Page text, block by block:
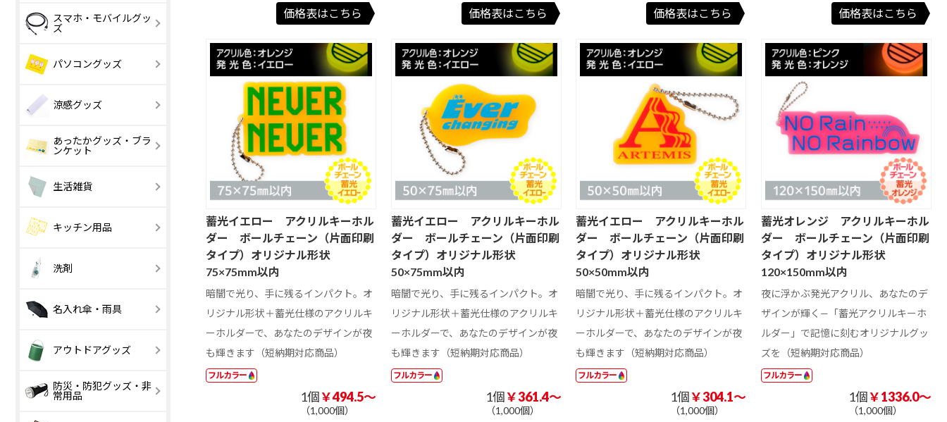
【激安】30 円
以下
31 ～ 100 円 101 ～ 200 円 201 円以上
レーザー彫刻 レーザーカット
【激安】100 円
101 ～ 200 円 201 円以上
和風イラスト 日本風景・庭園 ペット・動物
花・ガーデン その他写真 健康・情報 開運・格言
車・スポーツ・
趣味
タレント・人物
フィルムカレン
その他壁掛けカ
レンダー
ジャンボ
メール便・各封
筒で送れる
メモ欄大きい 日付大きい 土曜日別色
ホットメルト
（紙製本）
2か月表示 3か月表示
101 ～ 200 円 201 ～ 300 円 401 ～ 500 円
イラスト 和風イラスト 日本風景・庭園
外国風景・海 ペット・動物 花・ガーデン その他写真 健康・情報
車・スポーツ・
趣味
その他卓上カレ
小さめ 普通 大きめ 横長 その他
メモ欄大きい 日付大きい 土曜日別色 六曜表示なし
リング製本 CDケース
ペーパースタン
プラスチックス
木製スタンド
吊り金具付き 2か月表示 3か月表示
エコ卓上カレン
フルカラー名入
スマホ・モバイルグッ
ズ
パソコングッズ
涼感グッズ
涼感・冷感タオ
アイスおしぼり
ボディーシー
ト・汗拭きシー
ト
アイスネックリ
ング
ハンディファ
その他
【激安】100 円
以下
101 ～ 200 円 301 ～ 400 円
501 円以上
あったかグッズ・ブラ
ンケット
生活雑貨
ハンカチ・タオ
ル
ハンドクリーム 袋 クッション お風呂・入浴
栽培セット
美容・マッサー
お掃除グッズ クロス
食器・キッチン
用品
その他
101 ～ 200 円 201 ～ 300 円 401 ～ 500 円
キッチン用品
調理器具 容器・保存
クロス・スポン
その他
【激安】100 円
以下
101 ～ 200 円 201 ～ 300 円 301 ～ 400 円 401 ～ 500 円
洗剤
名入れ傘・雨具
アウトドアグッズ
防災・防犯グッズ・非
常用品
価格表はこちら 価格表はこちら 価格表はこちら 価格表はこちら
蓄光イエロー アクリルキーホル
ダー ボールチェーン（片面印刷
タイプ）オリジナル形状
75×75mm以内
暗闇で光り、手に残るインパクト。オ
リジナル形状＋蓄光仕様のアクリルキ
ーホルダーで、あなたのデザインが夜
も輝きます（短納期対応商品）
フルカラー
1個￥494.5～
（1,000個）
蓄光イエロー アクリルキーホル
ダー ボールチェーン（片面印刷
タイプ）オリジナル形状
50×75mm以内
暗闇で光り、手に残るインパクト。オ
リジナル形状＋蓄光仕様のアクリルキ
ーホルダーで、あなたのデザインが夜
も輝きます（短納期対応商品）
フルカラー
1個￥361.4～
（1,000個）
蓄光イエロー アクリルキーホル
ダー ボールチェーン（片面印刷
タイプ）オリジナル形状
50×50mm以内
暗闇で光り、手に残るインパクト。オ
リジナル形状＋蓄光仕様のアクリルキ
ーホルダーで、あなたのデザインが夜
も輝きます（短納期対応商品）
フルカラー
1個￥304.1～
（1,000個）
蓄光オレンジ アクリルキーホル
ダー ボールチェーン（片面印刷
タイプ）オリジナル形状
120×150mm以内
夜に浮かぶ発光アクリル、あなたのデ
ザインが輝く—「蓄光アクリルキーホ
ルダー」で記憶に刻むオリジナルグッ
ズを（短納期対応商品）
フルカラー
1個￥1336.0～
（1,000個）